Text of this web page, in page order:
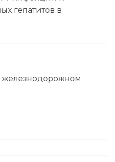
гепатитов в